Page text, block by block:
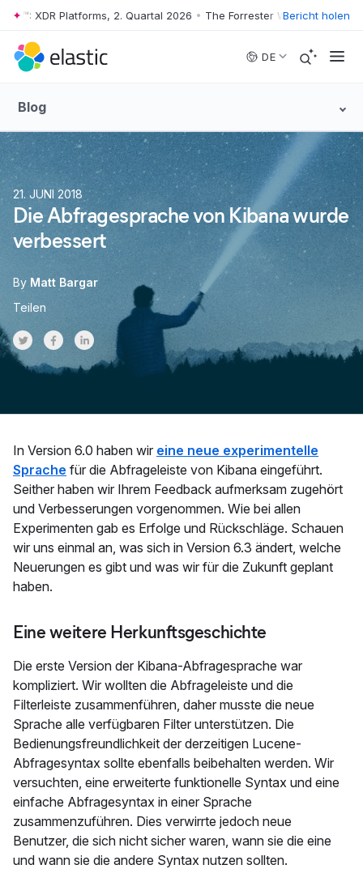
Skip to main content
XDR Platforms, 2. Quartal 2026 • The Forrester Wave™: XDR
Bericht holen
DE
Blog
21. JUNI 2018
Die Abfragesprache von Kibana wurde
verbessert
By Matt Bargar
Teilen
Share on Twitter
Share on Facebook
Share on LinkedInr
​In Version 6.0 haben wir eine neue experimentelle
Sprache für die Abfrageleiste von Kibana eingeführt.
Seither haben wir Ihrem Feedback aufmerksam zugehört
und Verbesserungen vorgenommen. Wie bei allen
Experimenten gab es Erfolge und Rückschläge. Schauen
wir uns einmal an, was sich in Version 6.3 ändert, welche
Neuerungen es gibt und was wir für die Zukunft geplant
haben.
Eine weitere Herkunftsgeschichte
Die erste Version der Kibana-Abfragesprache war
kompliziert. Wir wollten die Abfrageleiste und die
Filterleiste zusammenführen, daher musste die neue
Sprache alle verfügbaren Filter unterstützen. Die
Bedienungsfreundlichkeit der derzeitigen Lucene-
Abfragesyntax sollte ebenfalls beibehalten werden. Wir
versuchten, eine erweiterte funktionelle Syntax und eine
einfache Abfragesyntax in einer Sprache
zusammenzuführen. Dies verwirrte jedoch neue
Benutzer, die sich nicht sicher waren, wann sie die eine
und wann sie die andere Syntax nutzen sollten.